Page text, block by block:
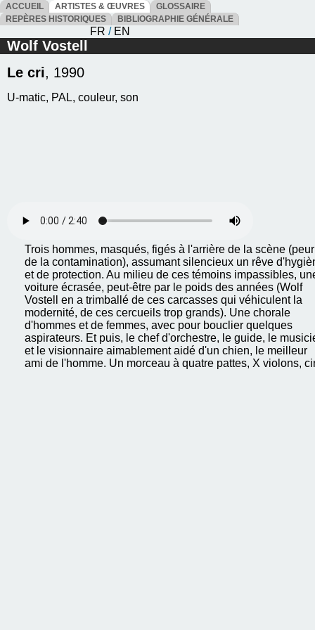
ACCUEIL ARTISTES & ŒUVRES
GLOSSAIRE
REPÈRES HISTORIQUES
BIBLIOGRAPHIE GÉNÉRALE
FR / EN
Wolf Vostell